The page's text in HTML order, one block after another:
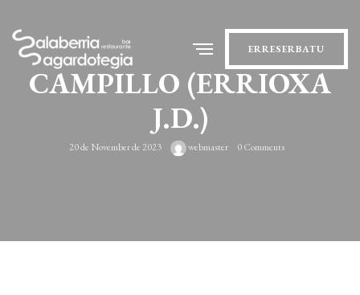
ERRESERBATU
CAMPILLO (ERRIOXA
J.D.)
20 de November de 2023 webmaster 0 Comments